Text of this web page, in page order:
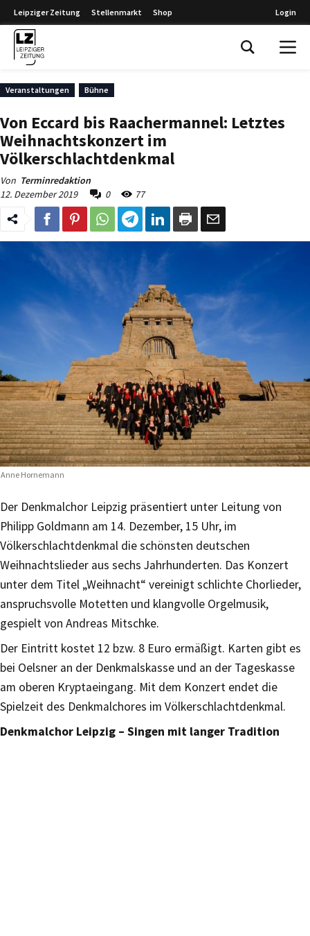
Leipziger Zeitung Stellenmarkt Shop Login
Veranstaltungen Bühne
Von Eccard bis Raachermannel: Letztes
Weihnachtskonzert im
Völkerschlachtdenkmal
Von Terminredaktion
12. Dezember 2019
0 77
Anne Hornemann
Der Denkmalchor Leipzig präsentiert unter Leitung von
Philipp Goldmann am 14. Dezember, 15 Uhr, im
Völkerschlachtdenkmal die schönsten deutschen
Weihnachtslieder aus sechs Jahrhunderten. Das Konzert
unter dem Titel „Weihnacht“ vereinigt schlichte Chorlieder,
anspruchsvolle Motetten und klangvolle Orgelmusik,
gespielt von Andreas Mitschke.
Der Eintritt kostet 12 bzw. 8 Euro ermäßigt. Karten gibt es
bei Oelsner an der Denkmalskasse und an der Tageskasse
am oberen Kryptaeingang. Mit dem Konzert endet die
Spielzeit des Denkmalchores im Völkerschlachtdenkmal.
Denkmalchor Leipzig – Singen mit langer Tradition